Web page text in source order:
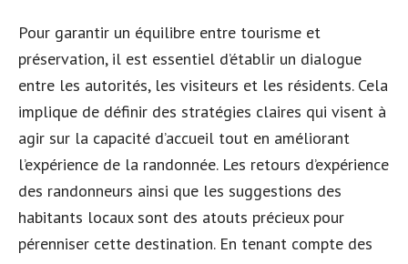
Pour garantir un équilibre entre tourisme et
préservation, il est essentiel d’établir un dialogue
entre les autorités, les visiteurs et les résidents. Cela
implique de définir des stratégies claires qui visent à
agir sur la capacité d’accueil tout en améliorant
l’expérience de la randonnée. Les retours d’expérience
des randonneurs ainsi que les suggestions des
habitants locaux sont des atouts précieux pour
pérenniser cette destination. En tenant compte des